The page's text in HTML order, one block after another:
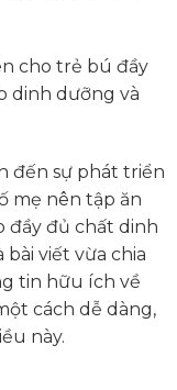
cho trẻ bú đầy
dinh dưỡng và
đến sự phát triển
mẹ nên tập ăn
đầy đủ chất dinh
viết vừa chia
tin hữu ích về
cách dễ dàng,
này.